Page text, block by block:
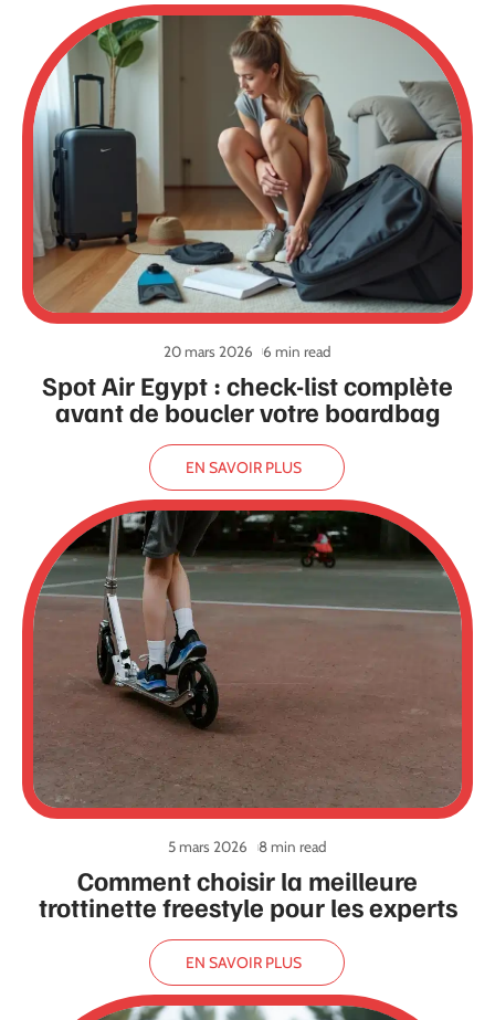
Spot Air Egypt : check-list complète
avant de boucler votre boardbag
20 mars 2026 6 min read
EN SAVOIR PLUS
Comment choisir la meilleure
trottinette freestyle pour les experts
5 mars 2026 8 min read
EN SAVOIR PLUS